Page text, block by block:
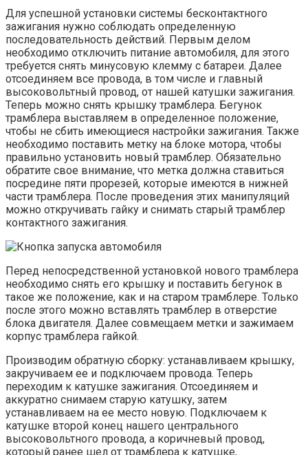
Для успешной установки системы бесконтактного
зажигания нужно соблюдать определенную
последовательность действий. Первым делом
необходимо отключить питание автомобиля, для этого
требуется снять минусовую клемму с батареи. Далее
отсоединяем все провода, в том числе и главный
высоковольтный провод, от нашей катушки зажигания.
Теперь можно снять крышку трамблера. Бегунок
трамблера выставляем в определенное положение,
чтобы не сбить имеющиеся настройки зажигания. Также
необходимо поставить метку на блоке мотора, чтобы
правильно установить новый трамблер. Обязательно
обратите свое внимание, что метка должна ставиться
посредине пяти прорезей, которые имеются в нижней
части трамблера. После проведения этих манипуляций
можно откручивать гайку и снимать старый трамблер
контактного зажигания.
Перед непосредственной установкой нового трамблера
необходимо снять его крышку и поставить бегунок в
такое же положение, как и на старом трамблере. Только
после этого можно вставлять трамблер в отверстие
блока двигателя. Далее совмещаем метки и зажимаем
корпус трамблера гайкой.
Производим обратную сборку: устанавливаем крышку,
закручиваем ее и подключаем провода. Теперь
переходим к катушке зажигания. Отсоединяем и
аккуратно снимаем старую катушку, затем
устанавливаем на ее место новую. Подключаем к
катушке второй конец нашего центрального
высоковольтного провода, а коричневый провод,
который ранее шел от трамблера к катушке,